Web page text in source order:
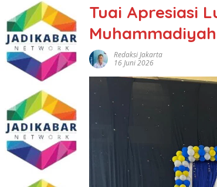
Tuai Apresiasi
Redaksi Jakarta
16 Juni 2026